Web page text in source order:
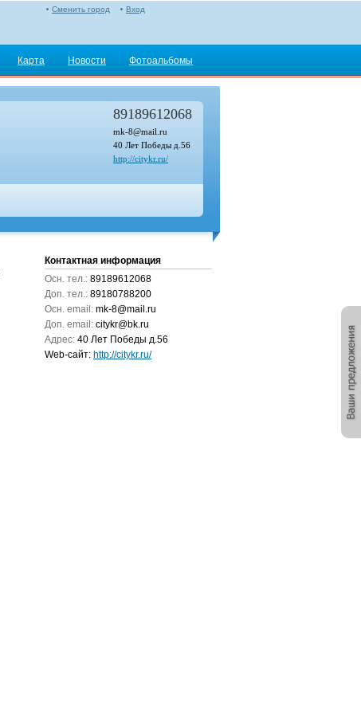
Вход
Сменить город
Карта Новости Фотоальбомы
89189612068
mk-8@mail.ru
40 Лет Победы д.56
http://citykr.ru/
Контактная информация
Осн. тел.: 89189612068
Доп. тел.: 89180788200
Осн. email: mk-8@mail.ru
Доп. email: citykr@bk.ru
Адрес: 40 Лет Победы д.56
Web-сайт: http://citykr.ru/